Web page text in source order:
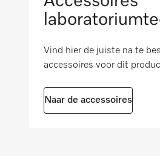
Vind hier de juiste na te
accessoires voor dit
Naar de accessoires